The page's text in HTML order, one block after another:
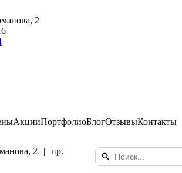
2
АкцииПортфолиоБлогОтзывыКонтакты
2 |
пр.